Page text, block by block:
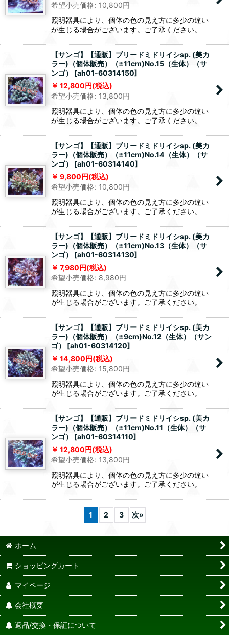
希望小売価格: 10,800円
照明器具により、個体の色の見え方に多少の違い
が生じる場合がございます。ご了承ください。
【サンゴ】【通販】ブリードミドリイシsp. (美カ
ラー)（個体販売）（±11cm)No.15（生体）（サ
ンゴ）
[ah01-60314150]
12,800円(税込)
希望小売価格: 13,800円
照明器具により、個体の色の見え方に多少の違い
が生じる場合がございます。ご了承ください。
【サンゴ】【通販】ブリードミドリイシsp. (美カ
ラー)（個体販売）（±11cm)No.14（生体）（サ
ンゴ）
[ah01-60314140]
9,800円(税込)
希望小売価格: 10,800円
照明器具により、個体の色の見え方に多少の違い
が生じる場合がございます。ご了承ください。
【サンゴ】【通販】ブリードミドリイシsp. (美カ
ラー)（個体販売）（±11cm)No.13（生体）（サ
ンゴ）
[ah01-60314130]
7,980円(税込)
希望小売価格: 8,980円
照明器具により、個体の色の見え方に多少の違い
が生じる場合がございます。ご了承ください。
【サンゴ】【通販】ブリードミドリイシsp. (美カ
ラー)（個体販売）（±9cm)No.12（生体）（サン
ゴ）
[ah01-60314120]
14,800円(税込)
希望小売価格: 15,800円
照明器具により、個体の色の見え方に多少の違い
が生じる場合がございます。ご了承ください。
【サンゴ】【通販】ブリードミドリイシsp. (美カ
ラー)（個体販売）（±11cm)No.11（生体）（サ
ンゴ）
[ah01-60314110]
12,800円(税込)
希望小売価格: 13,800円
照明器具により、個体の色の見え方に多少の違い
が生じる場合がございます。ご了承ください。
1 2 3 次»
ホーム
ショッピングカート
マイページ
会社概要
返品/交換・保証について